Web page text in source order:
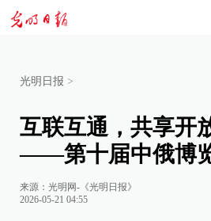
光明日报 >
互联互通，共享开
——第十届中俄博
来源： 光明网-《光明日报》
2026-05-21 04:55